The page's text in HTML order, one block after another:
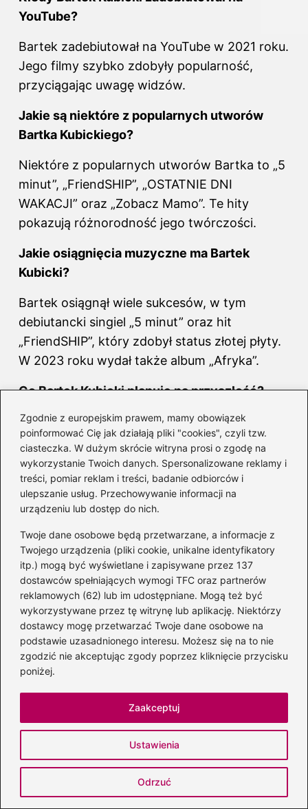
Zgodnie z europejskim prawem, mamy obowiązek
poinformować Cię jak działają pliki "cookies", czyli tzw.
ciasteczka. W dużym skrócie witryna prosi o zgodę na
wykorzystanie Twoich danych. Spersonalizowane reklamy i
treści, pomiar reklam i treści, badanie odbiorców i
ulepszanie usług. Przechowywanie informacji na
urządzeniu lub dostęp do nich.
Twoje dane osobowe będą przetwarzane, a informacje z
Twojego urządzenia (pliki cookie, unikalne identyfikatory
itp.) mogą być wyświetlane i zapisywane przez 137
dostawców spełniających wymogi TFC oraz partnerów
reklamowych (62) lub im udostępniane. Mogą też być
wykorzystywane przez tę witrynę lub aplikację. Niektórzy
dostawcy mogę przetwarzać Twoje dane osobowe na
podstawie uzasadnionego interesu. Możesz się na to nie
zgodzić nie akceptując zgody poprzez kliknięcie przycisku
poniżej.
Ustawienia
Odrzuć
Zaakceptuj
YouTube?
Bartek zadebiutował na YouTube w 2021 roku.
Jego filmy szybko zdobyły popularność,
przyciągając uwagę widzów.
Jakie są niektóre z popularnych utworów
Bartka Kubickiego?
Niektóre z popularnych utworów Bartka to „5
minut”, „FriendSHIP”, „OSTATNIE DNI
WAKACJI” oraz „Zobacz Mamo”. Te hity
pokazują różnorodność jego twórczości.
Jakie osiągnięcia muzyczne ma Bartek
Kubicki?
Bartek osiągnął wiele sukcesów, w tym
debiutancki singiel „5 minut” oraz hit
„FriendSHIP”, który zdobył status złotej płyty.
W 2023 roku wydał także album „Afryka”.
Co Bartek Kubicki planuje na przyszłość?
Bartek planuje wydanie nowego albumu
zatytułowanego „Ameryka”, co budzi
ekscytację wśród jego fanów. Jego rozwój
jako artysty wskazuje na ciągłe innowacje w
muzyce.
Powiązane wpisy:
Odkryj Top 5 najpiękniejszych utworów
Andrea Bocellego: Muzyczne perełki,
które poruszają serca
Bambo The Smuggler: Odkryj artystę i
jego unikalny styl muzyczny
Camila Cabello i Shawn Mendes: powrót
do przeszłości czy krótka przygoda?
Zaskakujące fakty o życiu Piotra
Cugowskiego w Lublinie – gdzie
naprawdę mieszka?
Chris Brown w ogniu krytyki za